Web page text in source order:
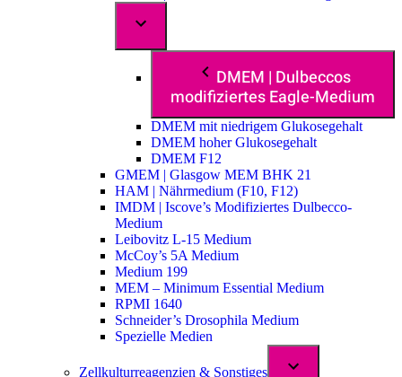
DMEM | Dulbeccos
modifiziertes Eagle-Medium
DMEM mit niedrigem Glukosegehalt
DMEM hoher Glukosegehalt
DMEM F12
GMEM | Glasgow MEM BHK 21
HAM | Nährmedium (F10, F12)
IMDM | Iscove’s Modifiziertes Dulbecco-
Medium
Leibovitz L-15 Medium
McCoy’s 5A Medium
Medium 199
MEM – Minimum Essential Medium
RPMI 1640
Schneider’s Drosophila Medium
Spezielle Medien
Zellkulturreagenzien & Sonstiges